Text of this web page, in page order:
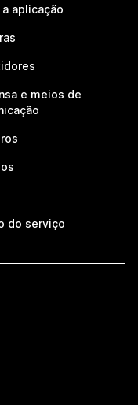
a aplicação
e meios de
do serviço